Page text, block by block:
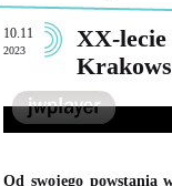
10.11
2023
XX-
Od swojego powstania